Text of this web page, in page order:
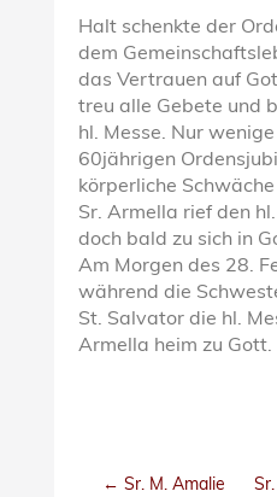
Halt schenkte der
dem
das Vertrauen auf
treu alle Gebete und
hl. Messe. Nur
60jährigen
körperliche
Sr. Armella rief den
doch bald zu sich in
Am Morgen des 28.
während die
St. Salvator die hl.
Armella heim zu Gott.
← Sr. M. Amalie